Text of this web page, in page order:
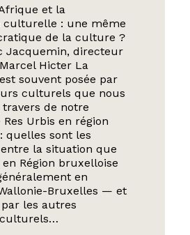
et la
culturelle : une même
de la culture ?
Jacquemin, directeur
Hicter La
souvent posée par
culturels que nous
de notre
Urbis en région
quelles sont les
la situation que
Région bruxelloise
en
Bruxelles — et
les autres